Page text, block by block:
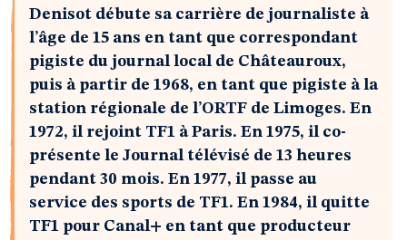
Denisot débute sa carrière de journaliste à
l’âge de 15 ans en tant que correspondant
pigiste du journal local de Châteauroux,
puis à partir de 1968, en tant que pigiste à la
station régionale de l’ORTF de Limoges. En
1972, il rejoint TF1 à Paris. En 1975, il co-
présente le Journal télévisé de 13 heures
pendant 30 mois. En 1977, il passe au
service des sports de TF1. En 1984, il quitte
TF1 pour Canal+ en tant que producteur